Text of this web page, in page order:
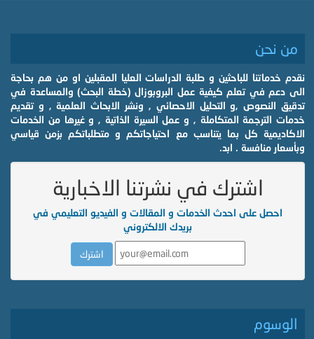
من نحن
نقدم خدماتنا للباحثين و طلبة الدراسات العليا المقبلين او من هم بحاجة
الى دعم في تعلم كيفية عمل البروبوزال (خطة البحث) والمساعدة في
تدقيق النصوص ,و التحليل الاحصائي , ونشر الابحاث العلمية , و تقديم
خدمات الترجمة المتكاملة , و عمل السيرة الذاتية , و غيرها من الخدمات
الاكاديمية كل بما يتناسب مع احتياجاتكم و متطلباتكم بزمن قياسي
وبأسعار منافسة . ابد.
اشترك في نشرتنا الاخبارية
احصل على احدث الخدمات و المقالات و الفيديو التعليمي في
بريدك الالكتروني
الوسوم